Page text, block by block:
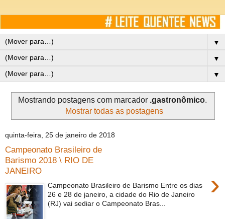
▼
▼
▼
Mostrando postagens com marcador .gastronômico.
Mostrar todas as postagens
quinta-feira, 25 de janeiro de 2018
Campeonato Brasileiro de
Barismo 2018 \ RIO DE
JANEIRO
›
Campeonato Brasileiro de Barismo Entre os dias
26 e 28 de janeiro, a cidade do Rio de Janeiro
(RJ) vai sediar o Campeonato Bras...